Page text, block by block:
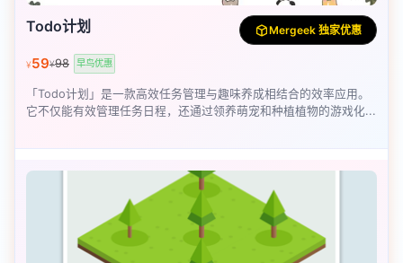
Todo计划 Mergeek 独家优惠
¥59¥98 早鸟优惠
「Todo计划」是一款高效任务管理与趣味养成相结合的效率应用。
它不仅能有效管理任务日程，还通过领养萌宠和种植植物的游戏化...